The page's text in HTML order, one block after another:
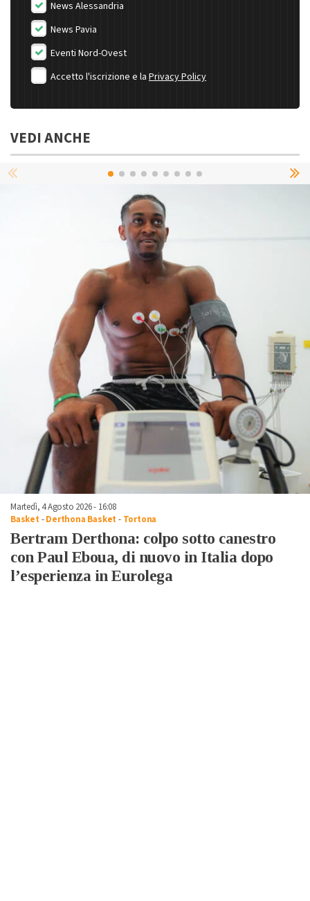
News Alessandria
News Pavia
Eventi Nord-Ovest
Accetto l'iscrizione e la Privacy Policy
VEDI ANCHE
Martedì, 4 Agosto 2026 - 16:08
Basket -Derthona Basket - Tortona
Bertram Derthona: colpo sotto canestro
con Paul Eboua, di nuovo in Italia dopo
l’esperienza in Eurolega